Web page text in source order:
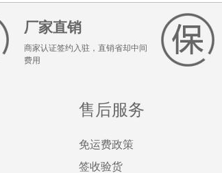
厂家直销
商家认证签约入驻，直销省却中间
费用
售后服务
免运费政策
签收验货